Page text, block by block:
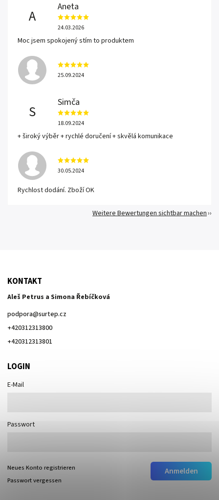
A
Aneta
24.03.2026
Moc jsem spokojený stím to produktem
25.09.2024
S
Simča
18.09.2024
+ široký výběr + rychlé doručení + skvělá komunikace
30.05.2024
Rychlost dodání. Zboží OK
Weitere Bewertungen sichtbar machen
KONTAKT
Aleš Petrus a Simona Řebíčková
podpora@surtep.cz
+420312313800
+420312313801
LOGIN
E-Mail
Passwort
Anmelden
Neues Konto registrieren
Passwort vergessen